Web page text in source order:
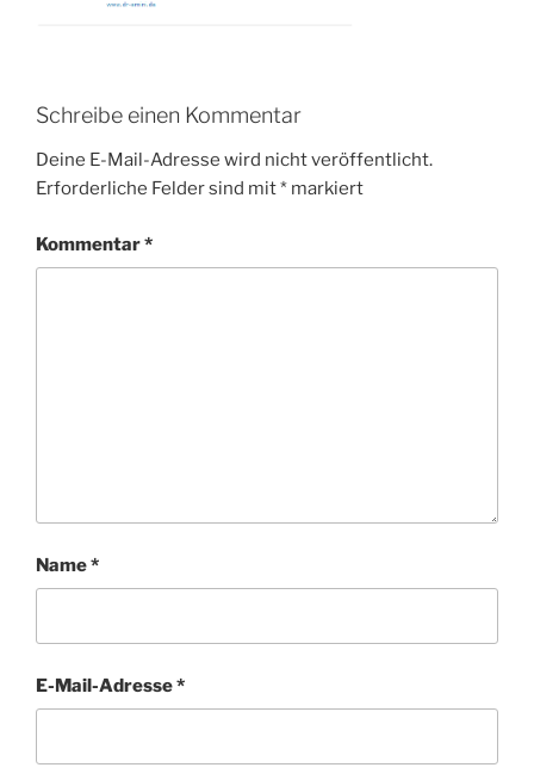
Schreibe einen Kommentar
Deine E-Mail-Adresse wird nicht veröffentlicht.
Erforderliche Felder sind mit* markiert
Kommentar*
Name*
E-Mail-Adresse*